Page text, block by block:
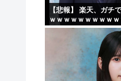
【悲報】 楽天、ガチ
ｗｗｗｗｗｗｗｗｗ